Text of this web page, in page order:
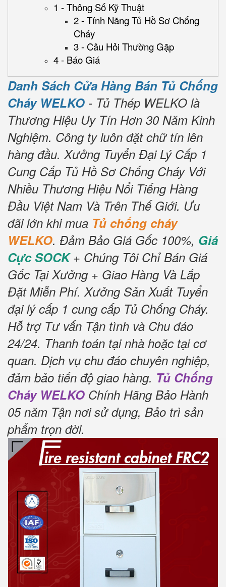
1 - Thông Số Kỹ Thuật
2 - Tính Năng Tủ Hồ Sơ Chống
Cháy
3 - Câu Hỏi Thường Gặp
4 - Báo Giá
Danh Sách Cửa Hàng Bán Tủ Chống
Cháy WELKO - Tủ Thép WELKO là
Thương Hiệu Uy Tín Hơn 30 Năm Kinh
Nghiệm. Công ty luôn đặt chữ tín lên
hàng đầu. Xưởng Tuyển Đại Lý Cấp 1
Cung Cấp Tủ Hồ Sơ Chống Cháy Với
Nhiều Thương Hiệu Nổi Tiếng Hàng
Đầu Việt Nam Và Trên Thế Giới. Ưu
đãi lớn khi mua Tủ chống cháy
WELKO. Đảm Bảo Giá Gốc 100%, Giá
Cực SOCK+ Chúng Tôi Chỉ Bán Giá
Gốc Tại Xưởng + Giao Hàng Và Lắp
Đặt Miễn Phí. Xưởng Sản Xuất Tuyển
đại lý cấp 1 cung cấp Tủ Chống Cháy.
Hỗ trợ Tư vấn Tận tình và Chu đáo
24/24. Thanh toán tại nhà hoặc tại cơ
quan. Dịch vụ chu đáo chuyên nghiệp,
đảm bảo tiến độ giao hàng. Tủ Chống
Cháy WELKO Chính Hãng Bảo Hành
05 năm Tận nơi sử dụng, Bảo trì sản
phẩm trọn đời.